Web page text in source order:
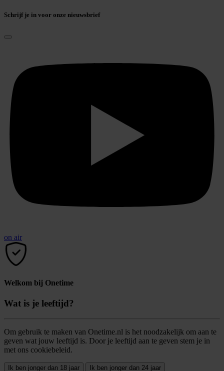
Schrijf je in voor onze nieuwsbrief
on air
Welkom bij Onetime
Wat is je leeftijd?
Om gebruik te maken van Onetime.nl is het noodzakelijk om aan te
geven wat jouw leeftijd is. Door je leeftijd aan te geven stem je in
met ons cookiebeleid.
Ik ben jonger dan 18 jaar Ik ben jonger dan 24 jaar